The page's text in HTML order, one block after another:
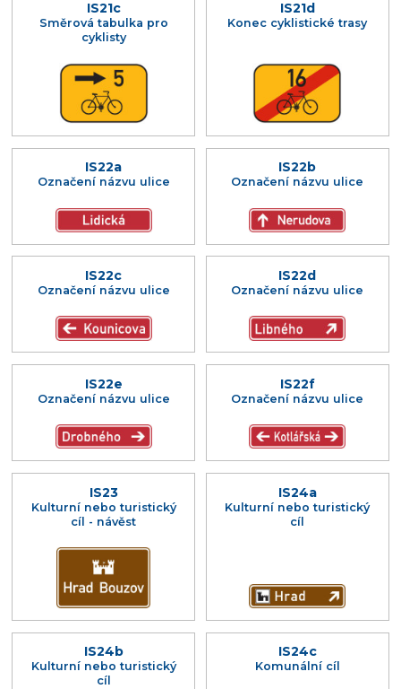
IS21c
Směrová tabulka pro
cyklisty
IS21d
Konec cyklistické trasy
IS22a
Označení názvu ulice
IS22b
Označení názvu ulice
IS22c
Označení názvu ulice
IS22d
Označení názvu ulice
IS22e
Označení názvu ulice
IS22f
Označení názvu ulice
IS23
Kulturní nebo turistický
cíl - návěst
IS24a
Kulturní nebo turistický
cíl
IS24b
Kulturní nebo turistický
cíl
IS24c
Komunální cíl